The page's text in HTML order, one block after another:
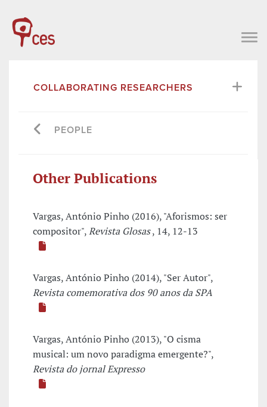
COLLABORATING RESEARCHERS
PEOPLE
Other Publications
Vargas, António Pinho (2016), "Aforismos: ser
compositor",Revista Glosas, 14, 12-13
Vargas, António Pinho (2014), "Ser Autor",
Revista comemorativa dos 90 anos da SPA
Vargas, António Pinho (2013), "O cisma
musical: um novo paradigma emergente?",
Revista do jornal Expresso